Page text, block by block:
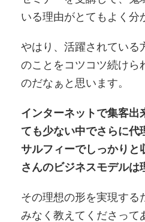
いる理由がとてもよく分
やはり、活躍されている
のことをコツコツ続けら
のだなぁと思います。
インターネットで集客出
ても少ない中でさらに代
サルフィーでしっかりと
さんのビジネスモデルは
その理想の形を実現する
みなく教えてくださって